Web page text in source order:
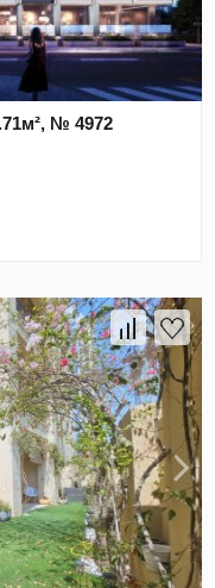
№ 4972